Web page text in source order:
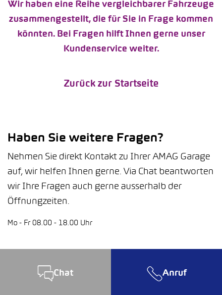
Wir haben eine Reihe vergleichbarer Fahrzeuge
zusammengestellt, die für Sie in Frage kommen
könnten. Bei Fragen hilft Ihnen gerne unser
Kundenservice weiter.
Zurück zur Startseite
Haben Sie weitere Fragen?
Nehmen Sie direkt Kontakt zu Ihrer AMAG Garage
auf, wir helfen Ihnen gerne. Via Chat beantworten
wir Ihre Fragen auch gerne ausserhalb der
Öffnungzeiten.
Mo - Fr 08.00 - 18.00 Uhr
Chat Anruf